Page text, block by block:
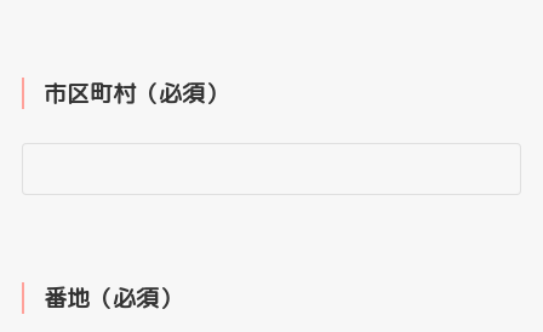
市区町村（必須）
番地（必須）